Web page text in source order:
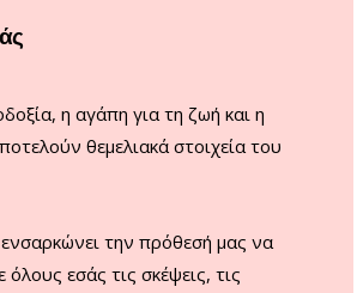
η αγάπη για τη ζωή και η
θεμελιακά στοιχεία του
την πρόθεσή μας να
όλους εσάς τις σκέψεις, τις